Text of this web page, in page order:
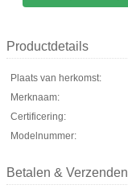
Productdetails
Plaats van herkomst:
Merknaam:
Certificering:
Modelnummer:
Betalen &